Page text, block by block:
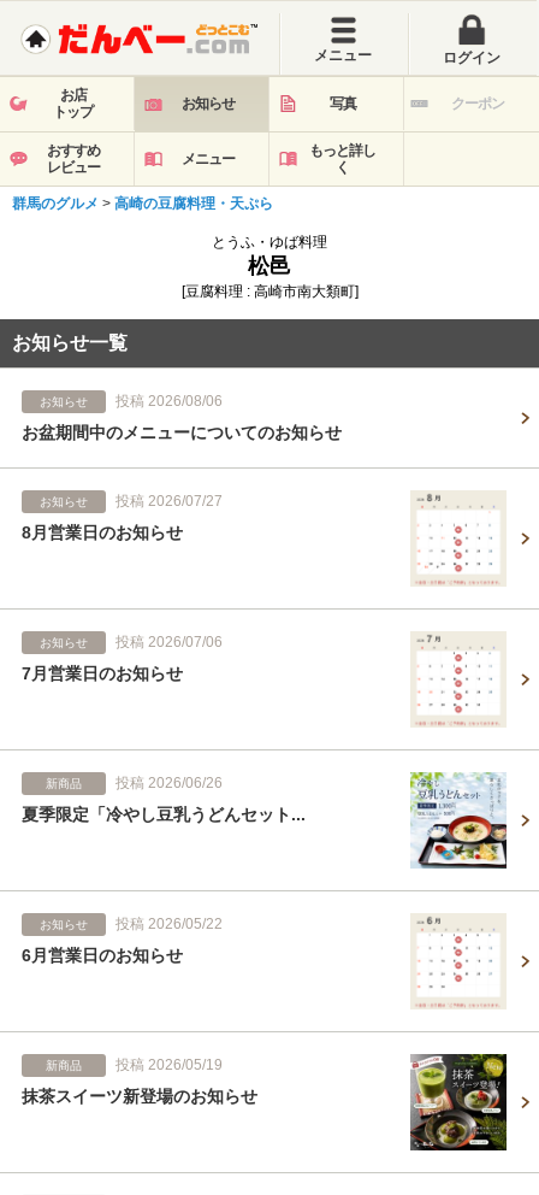
メニュー ログイン
お店
トップ
お知らせ 写真 クーポン
おすすめ
レビュー
メニュー
もっと詳し
く
群馬のグルメ > 高崎の豆腐料理・天ぷら
とうふ・ゆば料理
松邑
[豆腐料理 : 高崎市南大類町]
お知らせ一覧
お知らせ 投稿 2026/08/06
お盆期間中のメニューについてのお知らせ
お知らせ 投稿 2026/07/27
8月営業日のお知らせ
お知らせ 投稿 2026/07/06
7月営業日のお知らせ
新商品 投稿 2026/06/26
夏季限定「冷やし豆乳うどんセット...
お知らせ 投稿 2026/05/22
6月営業日のお知らせ
新商品 投稿 2026/05/19
抹茶スイーツ新登場のお知らせ